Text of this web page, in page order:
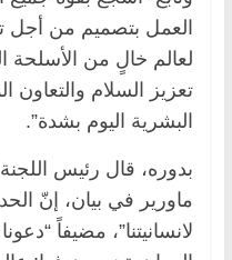
العمل بتصميم من أجل
لعالم خالٍ من الأسلحة
تعزيز السلام والتعاون
البشرية اليوم بشدة”.
بدوره، قال رئيس اللجنة
ماورير في بيان، إنّ
لانسانيتنا”، مضيفاً